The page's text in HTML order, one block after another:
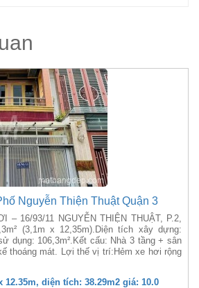
Nguyễn Thiện Thuật Quận 3
– 16/93/11 NGUYỄN THIỆN THUẬT, P.2,
(3,1m x 12,35m).Diện tích xây dựng:
dụng: 106,3m².Kết cấu: Nhà 3 tầng + sân
thoáng mát. Lợi thế vị trí:Hẻm xe hơi rộng
12.35m, diện tích: 38.29m2 giá: 10.0